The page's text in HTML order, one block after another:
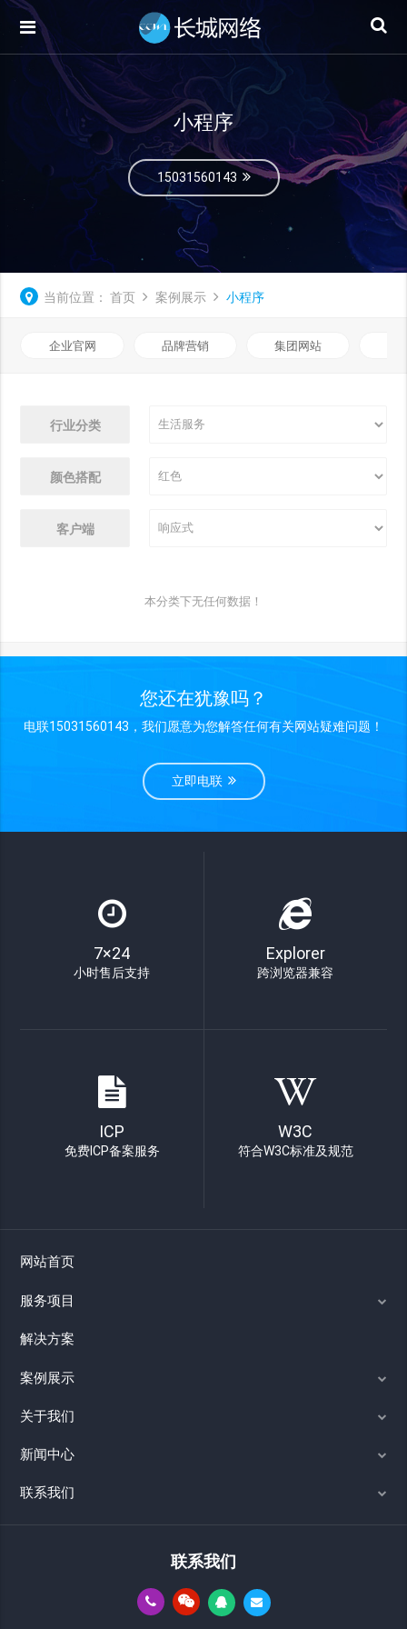
小程序
15031560143
当前位置： 首页 案例展示 小程序
企业官网 品牌营销 集团网站
行业分类
颜色搭配
客户端
本分类下无任何数据！
您还在犹豫吗？
电联15031560143，我们愿意为您解答任何有关网站疑难问题！
立即电联
7×24
小时售后支持
Explorer
跨浏览器兼容
ICP
免费ICP备案服务
W3C
符合W3C标准及规范
网站首页
服务项目
解决方案
案例展示
关于我们
新闻中心
联系我们
联系我们